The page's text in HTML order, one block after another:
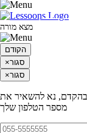
מצא מורה
הקודם
×סגור
×סגור
בהקדם, נא להשאיר את
מספר הטלפון שלך